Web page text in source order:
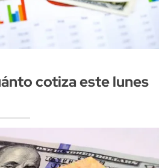
cotiza este lunes